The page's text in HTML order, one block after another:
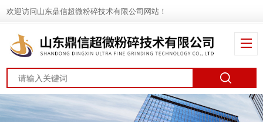
欢迎访问山东鼎信超微粉碎技术有限公司网站！